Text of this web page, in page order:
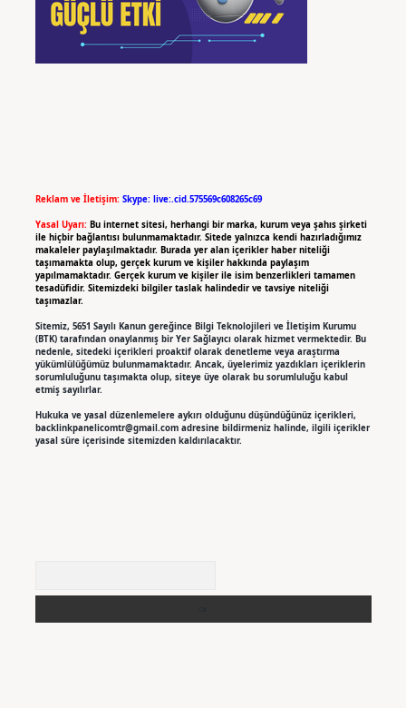
Reklam ve İletişim: Skype: live:.cid.575569c608265c69
Yasal Uyarı: Bu internet sitesi, herhangi bir marka, kurum veya şahıs şirketi
ile hiçbir bağlantısı bulunmamaktadır. Sitede yalnızca kendi hazırladığımız
makaleler paylaşılmaktadır. Burada yer alan içerikler haber niteliği
taşımamakta olup, gerçek kurum ve kişiler hakkında paylaşım
yapılmamaktadır. Gerçek kurum ve kişiler ile isim benzerlikleri tamamen
tesadüfidir. Sitemizdeki bilgiler taslak halindedir ve tavsiye niteliği
taşımazlar.
Sitemiz, 5651 Sayılı Kanun gereğince Bilgi Teknolojileri ve İletişim Kurumu
(BTK) tarafından onaylanmış bir Yer Sağlayıcı olarak hizmet vermektedir. Bu
nedenle, sitedeki içerikleri proaktif olarak denetleme veya araştırma
yükümlülüğümüz bulunmamaktadır. Ancak, üyelerimiz yazdıkları içeriklerin
sorumluluğunu taşımakta olup, siteye üye olarak bu sorumluluğu kabul
etmiş sayılırlar.
Hukuka ve yasal düzenlemelere aykırı olduğunu düşündüğünüz içerikleri,
backlinkpanelicomtr@gmail.comadresine bildirmeniz halinde, ilgili içerikler
yasal süre içerisinde sitemizden kaldırılacaktır.